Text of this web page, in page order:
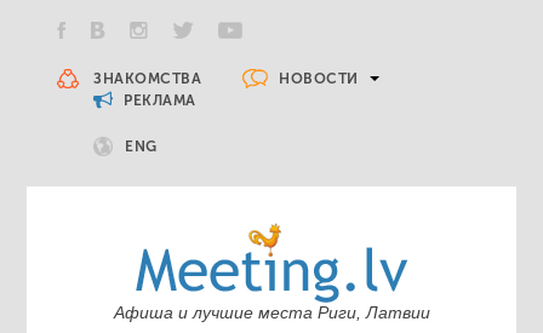
ЗНАКОМСТВА
НОВОСТИ
РЕКЛАМА
ENG
Афиша и лучшие места Риги, Латвии